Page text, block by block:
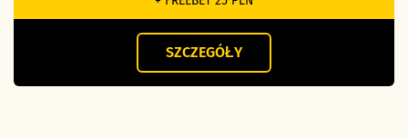
SZCZEGÓŁY